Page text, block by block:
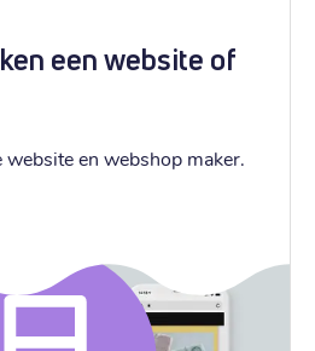
een website of
en webshop maker.